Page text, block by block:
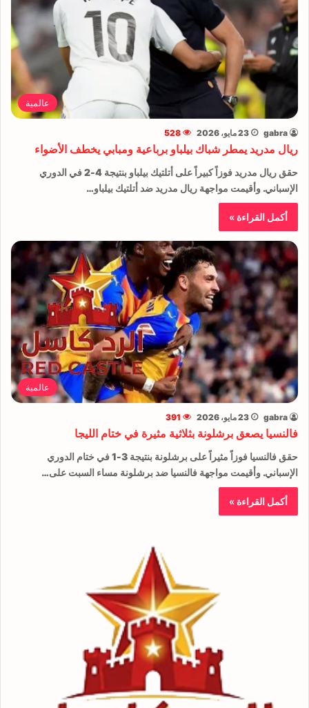
عالمية
gabra 23 مايو، 2026 528
ريال مدريد يمطر شباك بيلباو برباعية ومبابي يخطف الأضواء
حقق ريال مدريد فوزاً كبيراً على أتلتيك بيلباو بنتيجة 4-2 في الدوري
الإسباني. وأقيمت مواجهة ريال مدريد ضد أتلتيك بيلباو…
أكمل القراءة »
عالمية
gabra 23 مايو، 2026 391
فالنسيا يصعق برشلونة بثلاثية مثيرة في ختام الليجا
حقق فالنسيا فوزاً مثيراً على برشلونة بنتيجة 3-1 في ختام الدوري
الإسباني. وأقيمت مواجهة فالنسيا ضد برشلونة مساء السبت على…
أكمل القراءة »